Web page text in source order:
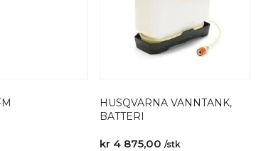
HUSQVARNA VANNTANK,
BATTERI
kr 4 875,00 /stk